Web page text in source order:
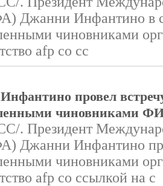
Джанни Инфантино в
чиновниками
afp со сс
Инфантино провел
чиновниками
. Президент
Джанни Инфантино
чиновниками
afp со ссылкой на с